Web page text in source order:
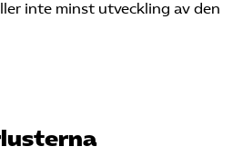
inte minst utveckling av den